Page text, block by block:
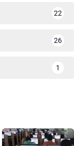
22
26
1